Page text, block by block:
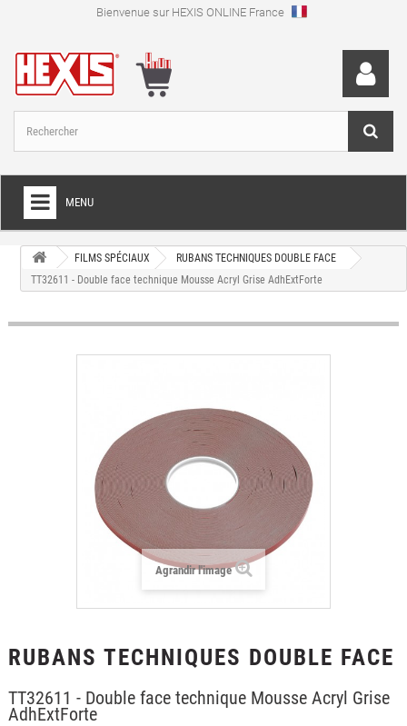
Bienvenue sur HEXIS ONLINE France
MENU
+
FILM POUR TOTAL COVERING
+
FILMS DE DÉCOUPE
+
FILMS SPÉCIAUX
FILMS ET PAPIERS TRANSFERTS
FILMS POUR LE TEXTILE
FILMS DE PROTECTION
OUTILLAGE & ACCESSOIRES
FILMS SPÉCIAUX
RUBANS TECHNIQUES DOUBLE FACE
TT32611 - Double face technique Mousse Acryl Grise AdhExtForte
Agrandir l'image
RUBANS TECHNIQUES DOUBLE FACE
TT32611 - Double face technique Mousse Acryl Grise
AdhExtForte